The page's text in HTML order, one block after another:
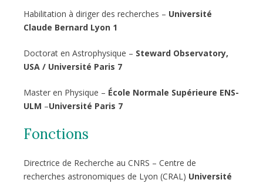
Habilitation à diriger des recherches – Université
Claude Bernard Lyon 1
Doctorat en Astrophysique – Steward Observatory,
USA / Université Paris 7
Master en Physique – École Normale Supérieure ENS-
ULM –Université Paris 7
Fonctions
Directrice de Recherche au CNRS – Centre de
recherches astronomiques de Lyon (CRAL) Université